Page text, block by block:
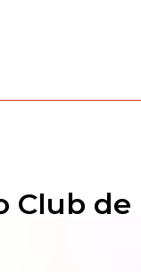
Club de